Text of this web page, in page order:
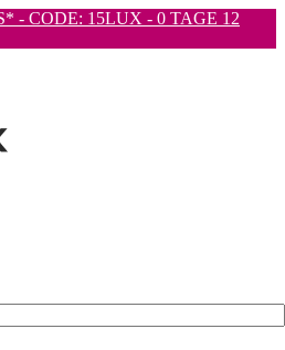
- CODE: 15LUX - 0 TAGE 12